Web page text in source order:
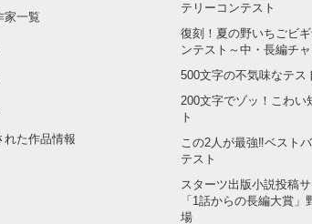
家一覧
れた作品情報
テリーコンテスト
復刻！夏の野いちごビ
ンテスト～中・長編チ
500文字の不気味なテス
200文字でゾッ！こわい
ト
この2人が最強‼ベスト
テスト
スターツ出版小説投稿
「1話からの長編大賞」
場